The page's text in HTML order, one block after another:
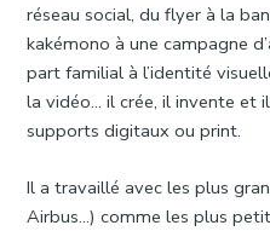
réseau social, du flyer à la
kakémono à une campagne
part familial à l’identité
la vidéo… il crée, il invente et
supports digitaux ou print.
Il a travaillé avec les plus
Airbus…) comme les plus